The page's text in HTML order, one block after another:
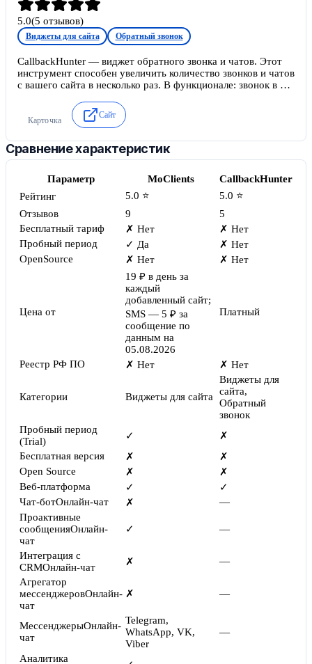
5.0(5 отзывов)
Виджеты для сайта Обратный звонок
CallbackHunter — виджет обратного звонка и чатов. Этот
инструмент способен увеличить количество звонков и чатов
с вашего сайта в несколько раз. В функционале: звонок в 1
охотник», персонализация и многое другое.
Карточка
Сайт
Сравнение характеристик
Параметр MoClients
CallbackHunter
Рейтинг
5.0 ⭐
5.0 ⭐
Отзывов
9
5
Бесплатный тариф
✗ Нет
✗ Нет
Пробный период
✓ Да
✗ Нет
OpenSource
✗ Нет ✗ Нет
Цена от
19 ₽ в день за
каждый
добавленный сайт;
SMS — 5 ₽ за
сообщение по
данным на
05.08.2026
Платный
Реестр РФ ПО ✗ Нет ✗ Нет
Категории Виджеты для сайта
Виджеты для
сайта,
Обратный
звонок
Пробный период
(Trial)
✓
✗
Бесплатная версия
✗
✗
Open Source
✗
✗
Веб-платформа
✓
✓
Чат-ботОнлайн-чат ✗
—
Проактивные
сообщенияОнлайн-
чат
✓ —
Интеграция с
CRMОнлайн-чат ✗
—
Агрегатор
мессенджеровОнлайн-
чат
✗ —
МессенджерыОнлайн-
чат
Telegram,
WhatsApp, VK,
Viber
—
Аналитика